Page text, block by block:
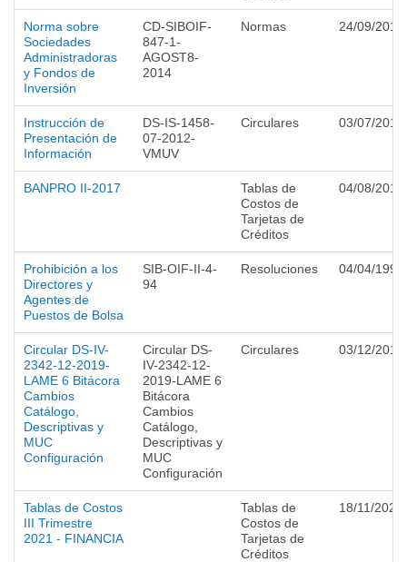
Norma sobre
Sociedades
Administradoras
y Fondos de
Inversión
CD-SIBOIF-
847-1-
AGOST8-
2014
Normas 24/09/2014
Instrucción de
Presentación de
Información
DS-IS-1458-
07-2012-
VMUV
Circulares 03/07/2012
BANPRO II-2017
Tablas de
Costos de
Tarjetas de
Créditos
04/08/2017
Prohibición a los
Directores y
Agentes de
Puestos de Bolsa
SIB-OIF-II-4-
94
Resoluciones 04/04/1994
Circular DS-IV-
2342-12-2019-
LAME 6 Bitácora
Cambios
Catálogo,
Descriptivas y
MUC
Configuración
Circular DS-
IV-2342-12-
2019-LAME 6
Bitácora
Cambios
Catálogo,
Descriptivas y
MUC
Configuración
Circulares 03/12/2019
Tablas de Costos
III Trimestre
2021 - FINANCIA
Tablas de
Costos de
Tarjetas de
Créditos
18/11/2021